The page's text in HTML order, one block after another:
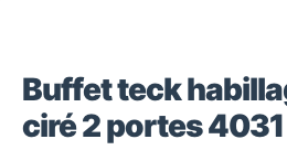
Buffet teck
ciré 2 portes 4031